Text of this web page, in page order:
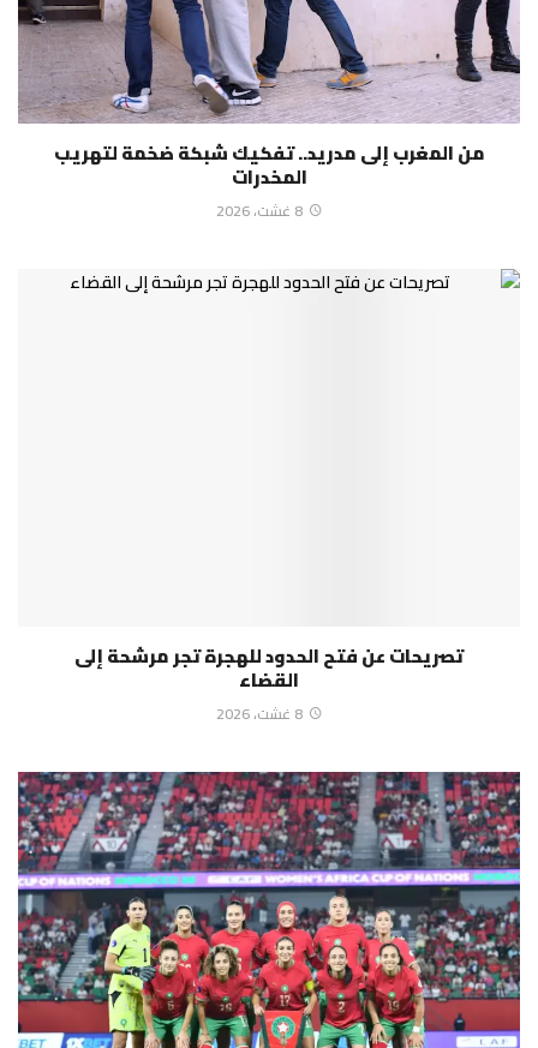
من المغرب إلى مدريد.. تفكيك شبكة ضخمة لتهريب
المخدرات
8 غشت، 2026
تصريحات عن فتح الحدود للهجرة تجر مرشحة إلى
القضاء
8 غشت، 2026